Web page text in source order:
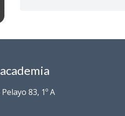
83, 1º A